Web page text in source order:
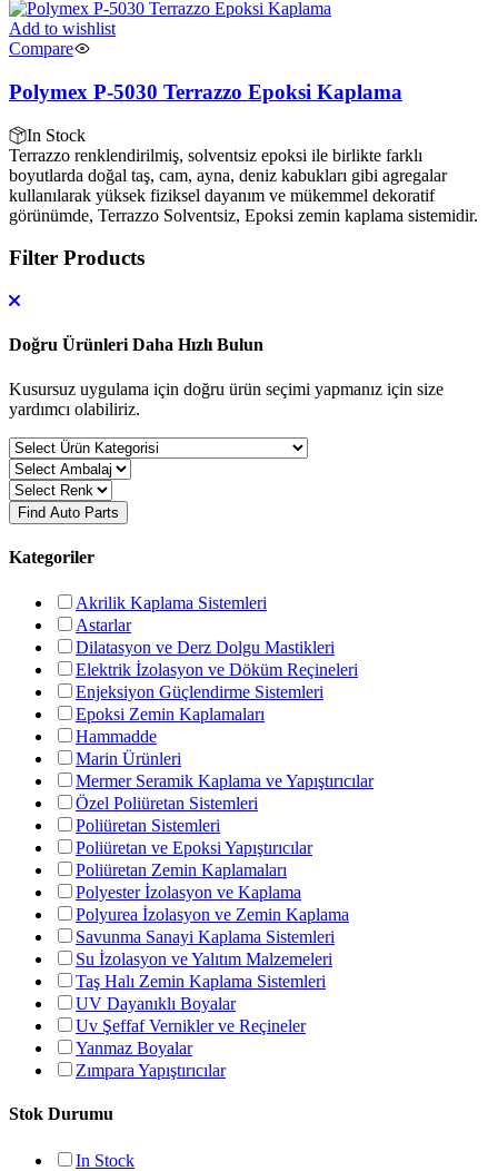
Add to wishlist
Compare
Polymex P-5030 Terrazzo Epoksi Kaplama
In Stock
Terrazzo renklendirilmiş, solventsiz epoksi ile birlikte farklı
boyutlarda doğal taş, cam, ayna, deniz kabukları gibi agregalar
kullanılarak yüksek fiziksel dayanım ve mükemmel dekoratif
görünümde, Terrazzo Solventsiz, Epoksi zemin kaplama sistemidir.
Filter Products
Doğru Ürünleri Daha Hızlı Bulun
Kusursuz uygulama için doğru ürün seçimi yapmanız için size
yardımcı olabiliriz.
Find Auto Parts
Kategoriler
Akrilik Kaplama Sistemleri
Astarlar
Dilatasyon ve Derz Dolgu Mastikleri
Elektrik İzolasyon ve Döküm Reçineleri
Enjeksiyon Güçlendirme Sistemleri
Epoksi Zemin Kaplamaları
Hammadde
Marin Ürünleri
Mermer Seramik Kaplama ve Yapıştırıcılar
Özel Poliüretan Sistemleri
Poliüretan Sistemleri
Poliüretan ve Epoksi Yapıştırıcılar
Poliüretan Zemin Kaplamaları
Polyester İzolasyon ve Kaplama
Polyurea İzolasyon ve Zemin Kaplama
Savunma Sanayi Kaplama Sistemleri
Su İzolasyon ve Yalıtım Malzemeleri
Taş Halı Zemin Kaplama Sistemleri
UV Dayanıklı Boyalar
Uv Şeffaf Vernikler ve Reçineler
Yanmaz Boyalar
Zımpara Yapıştırıcılar
Stok Durumu
In Stock